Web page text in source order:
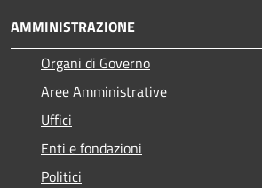
AMMINISTRAZIONE
Organi di Governo
Aree Amministrative
Uffici
Enti e fondazioni
Politici